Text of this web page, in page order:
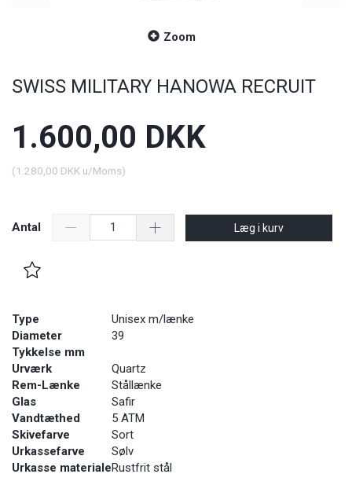
Zoom
SWISS MILITARY HANOWA RECRUIT
1.600,00 DKK
(1.280,00 DKK u/Moms)
Antal Læg i kurv
Type
Unisex m/lænke
Diameter
39
Tykkelse mm
Urværk
Quartz
Rem-Lænke
Stållænke
Glas
Safir
Vandtæthed
5 ATM
Skivefarve
Sort
Urkassefarve
Sølv
Urkasse materialeRustfrit stål